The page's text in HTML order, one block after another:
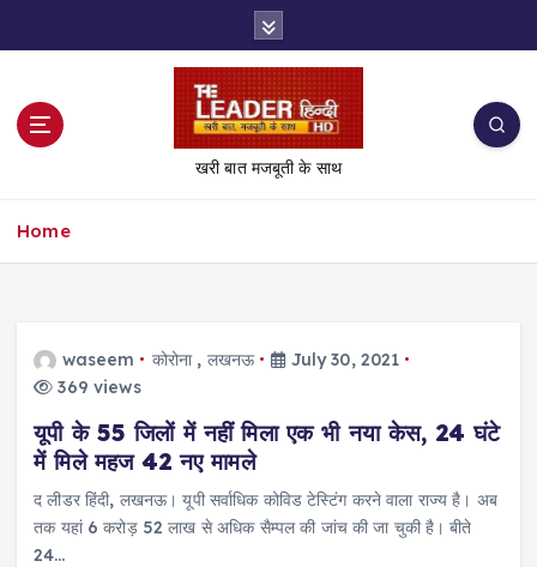
t
खरी बात मजबूती के साथ
Home
waseem कोरोना, लखनऊ
July 30, 2021
369 views
यूपी के 55 जिलों में नहीं मिला एक भी नया केस, 24 घंटे
में मिले महज 42 नए मामले
द लीडर हिंदी, लखनऊ। यूपी सर्वाधिक कोविड टेस्टिंग करने वाला राज्य है। अब
तक यहां 6 करोड़ 52 लाख से अधिक सैम्पल की जांच की जा चुकी है। बीते
24…